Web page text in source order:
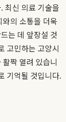
최신 의료 기술을
의 소통을 더욱
는 데 앞장설 것
고민하는 고양시
짝 열려 있습니
기억될 것입니다.